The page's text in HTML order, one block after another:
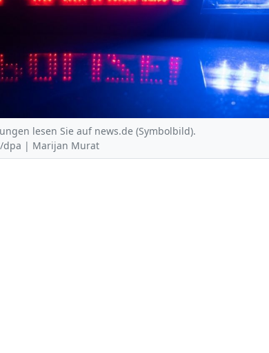
lesen Sie auf news.de (Symbolbild).
dpa | Marijan Murat